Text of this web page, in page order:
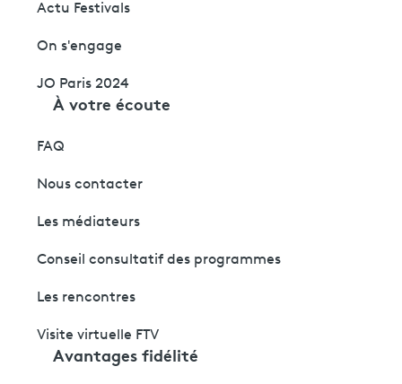
Actu Festivals
On s'engage
JO Paris 2024
À votre écoute
FAQ
Nous contacter
Les médiateurs
Conseil consultatif des programmes
Les rencontres
Visite virtuelle FTV
Avantages fidélité